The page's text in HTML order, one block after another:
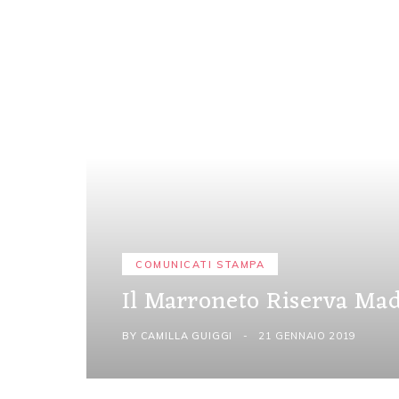
COMUNICATI STAMPA
Il Marroneto Riserva
BY CAMILLA GUIGGI 21 GENNAIO 2019